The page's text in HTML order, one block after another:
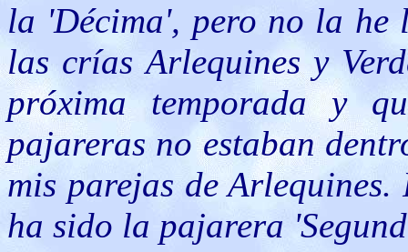
la 'Décima', pero no la he
las crías Arlequines y
próxima temporada y
pajareras no estaban
mis parejas de
ha sido la pajarera